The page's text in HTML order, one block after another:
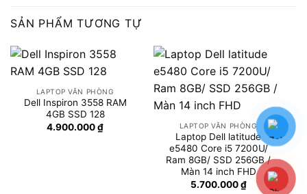
SẢN PHẨM TƯƠNG TỰ
LAPTOP VĂN PHÒNG
Dell Inspiron 3558 RAM
4GB SSD 128
4.900.000₫ LAPTOP VĂN PHÒNG
Laptop Dell latitude
e5480 Core i5 7200U/
Ram 8GB/ SSD 256GB /
Màn 14 inch FHD
5.700.000₫